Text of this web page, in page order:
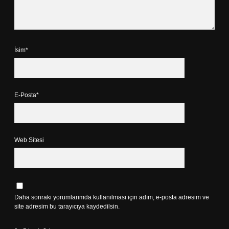
İsim*
E-Posta*
Web Sitesi
Daha sonraki yorumlarımda kullanılması için adım, e-posta adresim ve
site adresim bu tarayıcıya kaydedilsin.